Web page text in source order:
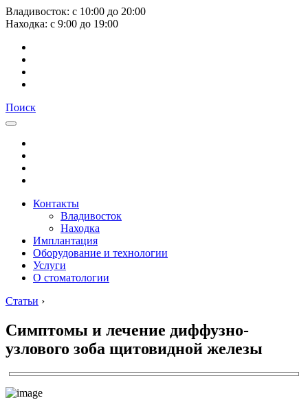
Владивосток: с 10:00 до 20:00
Находка: с 9:00 до 19:00
Поиск
Контакты
Владивосток
Находка
Имплантация
Оборудование и технологии
Услуги
О стоматологии
Статьи ›
Симптомы и лечение диффузно-
узлового зоба щитовидной железы